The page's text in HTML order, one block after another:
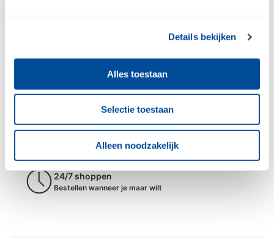
Details bekijken
Alles toestaan
Selectie toestaan
Alleen noodzakelijk
24/7 shoppen
Bestellen wanneer je maar wilt